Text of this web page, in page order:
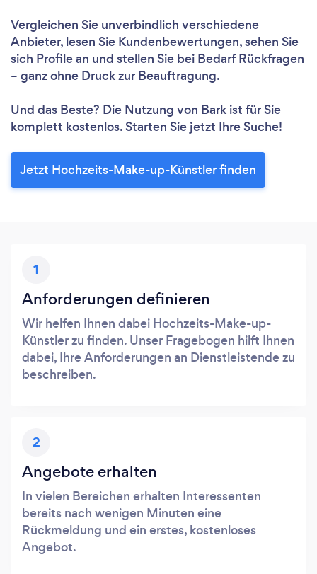
Vergleichen Sie unverbindlich verschiedene
Anbieter, lesen Sie Kundenbewertungen, sehen Sie
sich Profile an und stellen Sie bei Bedarf Rückfragen
– ganz ohne Druck zur Beauftragung.
Und das Beste? Die Nutzung von Bark ist für Sie
komplett kostenlos. Starten Sie jetzt Ihre Suche!
Jetzt Hochzeits-Make-up-Künstler finden
1
Anforderungen definieren
Wir helfen Ihnen dabei Hochzeits-Make-up-
Künstler zu finden. Unser Fragebogen hilft Ihnen
dabei, Ihre Anforderungen an Dienstleistende zu
beschreiben.
2
Angebote erhalten
In vielen Bereichen erhalten Interessenten
bereits nach wenigen Minuten eine
Rückmeldung und ein erstes, kostenloses
Angebot.